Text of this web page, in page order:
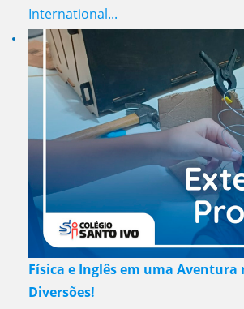
International...
Física e Inglês em uma Aventura
Diversões!